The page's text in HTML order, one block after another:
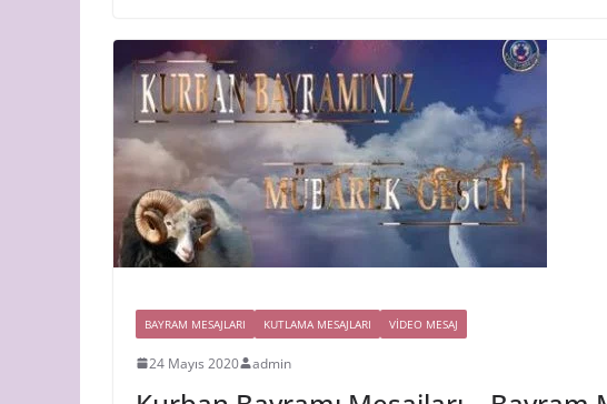
BAYRAM MESAJLARI KUTLAMA MESAJLARI VIDEO MESAJ
24 Mayıs 2020 admin